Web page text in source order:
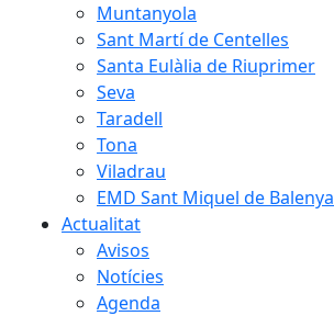
Muntanyola
Sant Martí de Centelles
Santa Eulàlia de Riuprimer
Seva
Taradell
Tona
Viladrau
EMD Sant Miquel de Balenya
Actualitat
Avisos
Notícies
Agenda